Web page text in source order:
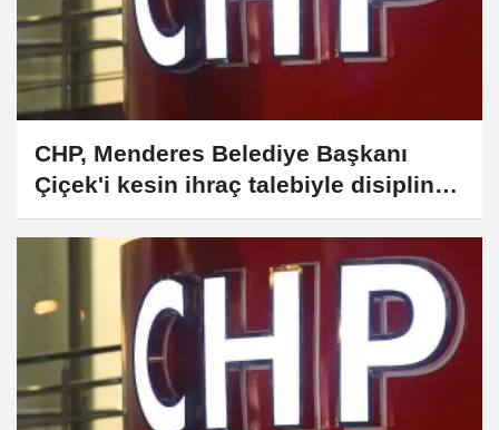
CHP, Menderes Belediye Başkanı
Çiçek'i kesin ihraç talebiyle disipline
sevk etti